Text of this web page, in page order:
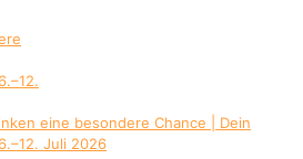
eine besondere Chance | Dein
Juli 2026